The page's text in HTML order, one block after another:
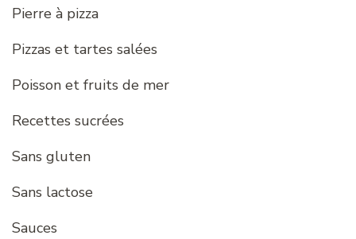
Pierre à pizza
Pizzas et tartes salées
Poisson et fruits de mer
Recettes sucrées
Sans gluten
Sans lactose
Sauces